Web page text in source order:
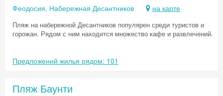
Феодосия, Набережная Десантников на карте
Пляж на набережной Десантников популярен среди туристов и
горожан. Рядом с ним находится множество кафе и развлечений.
Предложений жилья рядом: 101
Пляж Баунти